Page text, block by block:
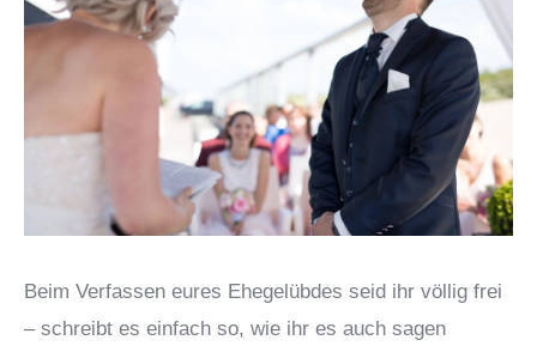
Beim Verfassen eures Ehegelübdes seid ihr völlig frei
– schreibt es einfach so, wie ihr es auch sagen